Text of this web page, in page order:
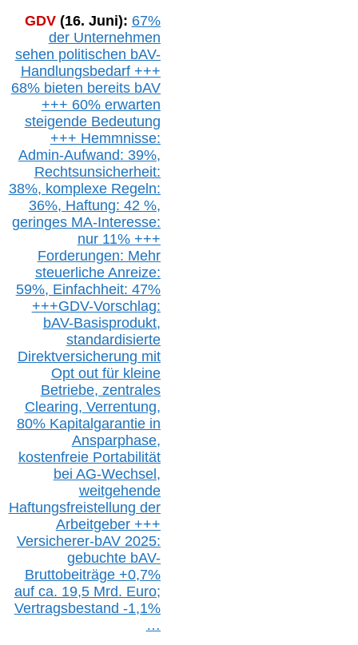
GDV (16. Juni): 67%
der Unternehmen
sehen politischen bAV-
Handlungsbedarf +++
68% bieten bereits bAV
+++ 60% erwarten
steigende Bedeutung
+++ Hemmnisse:
Admin-Aufwand: 39%,
Rechtsunsicherheit:
38%, komplexe Regeln:
36%, Haftung: 42 %,
geringes MA-Interesse:
nur 11% +++
Forderungen: Mehr
steuerliche Anreize:
59%, Einfachheit: 47%
+++GDV-Vorschlag:
bAV-Basisprodukt,
standardisierte
Direktversicherung mit
Opt outfür kleine
Betriebe, zentrales
Clearing, Verrentung,
80% Kapitalgarantie in
Ansparphase,
kostenfreie Portabilität
bei AG-Wechsel,
weitgehende
Haftungsfreistellung der
Arbeitgeber +++
Versicherer-bAV2025:
gebuchte bAV-
Bruttobeiträge +0,7%
auf ca. 19,5 Mrd. Euro;
Vertragsbestand -1,1%
…